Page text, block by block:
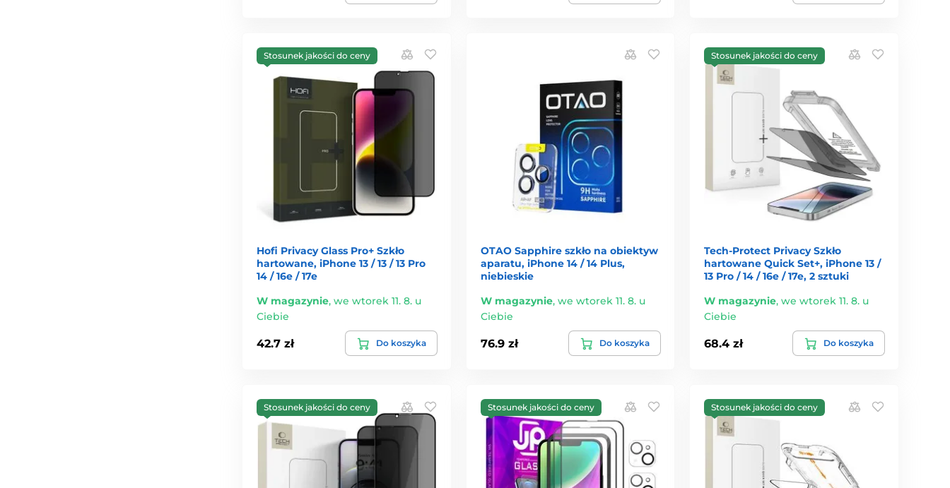
Stosunek jakości do ceny
Hofi Privacy Glass Pro+ Szkło
hartowane, iPhone 13 / 13 / 13 Pro
14 / 16e / 17e
W magazynie, we wtorek 11. 8. u
Ciebie
42.7 zł Do koszyka
OTAO Sapphire szkło na obiektyw
aparatu, iPhone 14 / 14 Plus,
niebieskie
W magazynie, we wtorek 11. 8. u
Ciebie
76.9 zł Do koszyka
Stosunek jakości do ceny
Tech-Protect Privacy Szkło
hartowane Quick Set+, iPhone 13 /
13 Pro / 14 / 16e / 17e, 2 sztuki
W magazynie,we wtorek 11. 8. u
Ciebie
68.4 zł Do koszyka
Stosunek jakości do ceny Stosunek jakości do ceny Stosunek jakości do ceny